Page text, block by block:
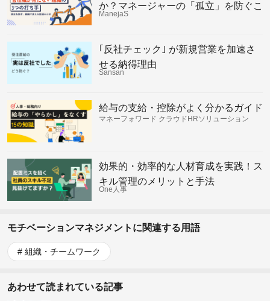
か？マネージャーの「孤立」を防ぐこ
れからの組織の仕組み
ManejaS
｢反社チェック｣ が新規営業を加速さ
せる納得理由
Sansan
給与の支給・控除がよく分かるガイド
マネーフォワード クラウドHRソリューション
効果的・効率的な人材育成を実践！ス
キル管理のメリットと手法
One人事
モチベーションマネジメントに関連する用語
組織・チームワーク
あわせて読まれている記事